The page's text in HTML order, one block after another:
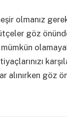
olmanız
göz
alınırken göz